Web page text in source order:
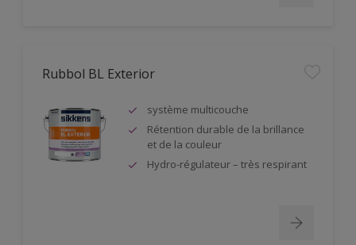
Rubbol BL Exterior
système multicouche
Rétention durable de la brillance
et de la couleur
Hydro-régulateur – très respirant